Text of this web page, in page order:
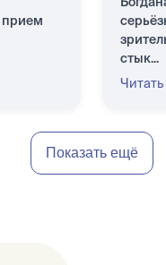
прием
стык...
Читать
Показать ещё